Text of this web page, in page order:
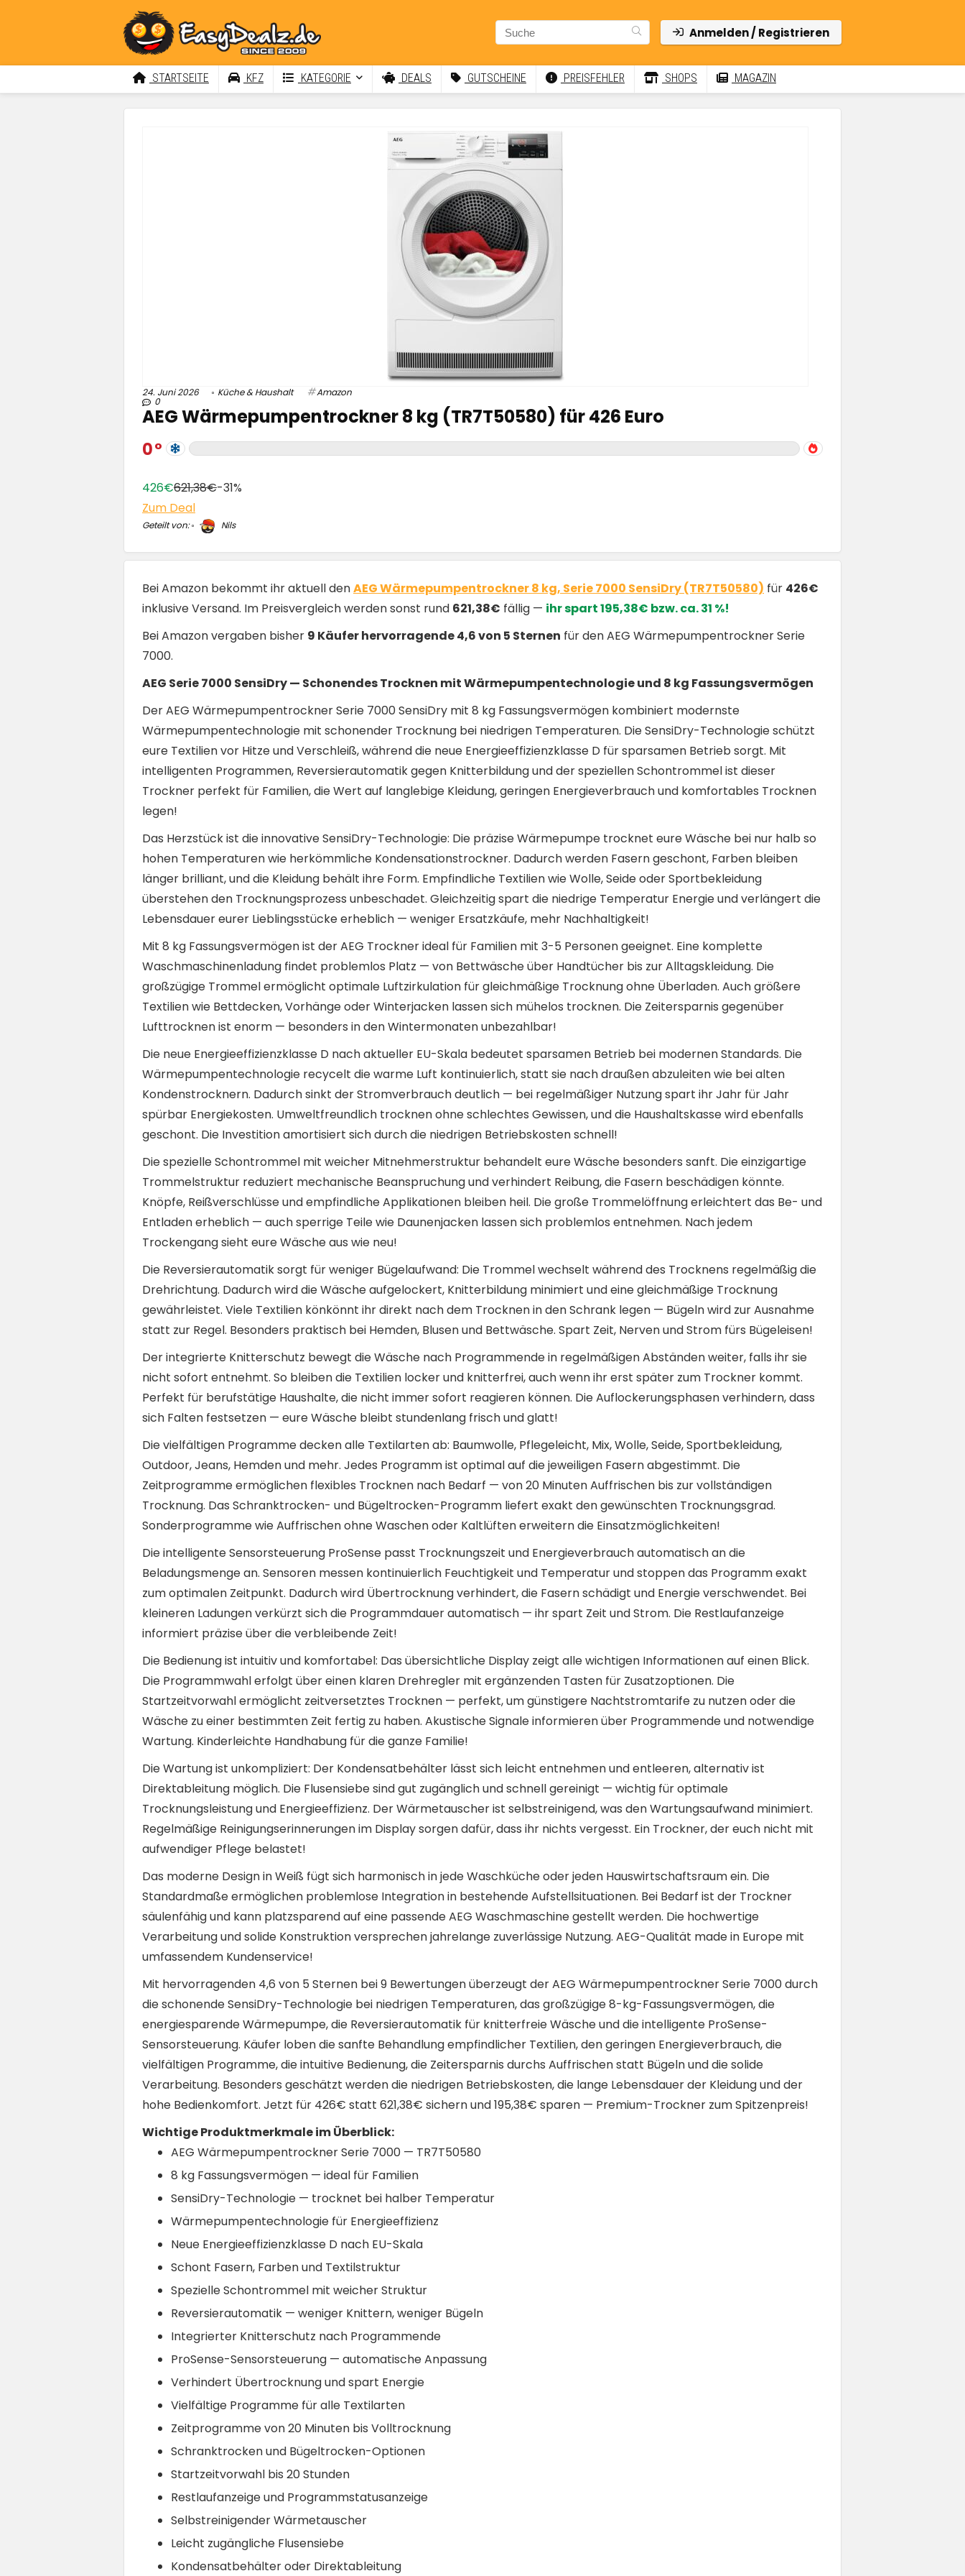
Anmelden / Registrieren
STARTSEITE KFZ KATEGORIE DEALS GUTSCHEINE PREISFEHLER SHOPS MAGAZIN
24. Juni 2026 Küche & Haushalt Amazon
0
AEG Wärmepumpentrockner 8 kg (TR7T50580) für 426 Euro
0
426€621,38€-31%
Zum Deal
Geteilt von: Nils
Bei Amazon bekommt ihr aktuell denAEG Wärmepumpentrockner 8 kg, Serie 7000 SensiDry (TR7T50580) für 426€
inklusive Versand. Im Preisvergleich werden sonst rund 621,38€ fällig — ihr spart 195,38€ bzw. ca. 31 %!
Bei Amazon vergaben bisher 9 Käufer hervorragende 4,6 von 5 Sternen für den AEG Wärmepumpentrockner Serie
7000.
AEG Serie 7000 SensiDry — Schonendes Trocknen mit Wärmepumpentechnologie und 8 kg Fassungsvermögen
Der AEG Wärmepumpentrockner Serie 7000 SensiDry mit 8 kg Fassungsvermögen kombiniert modernste
Wärmepumpentechnologie mit schonender Trocknung bei niedrigen Temperaturen. Die SensiDry-Technologie schützt
eure Textilien vor Hitze und Verschleiß, während die neue Energieeffizienzklasse D für sparsamen Betrieb sorgt. Mit
intelligenten Programmen, Reversierautomatik gegen Knitterbildung und der speziellen Schontrommel ist dieser
Trockner perfekt für Familien, die Wert auf langlebige Kleidung, geringen Energieverbrauch und komfortables Trocknen
legen!
Das Herzstück ist die innovative SensiDry-Technologie: Die präzise Wärmepumpe trocknet eure Wäsche bei nur halb so
hohen Temperaturen wie herkömmliche Kondensationstrockner. Dadurch werden Fasern geschont, Farben bleiben
länger brilliant, und die Kleidung behält ihre Form. Empfindliche Textilien wie Wolle, Seide oder Sportbekleidung
überstehen den Trocknungsprozess unbeschadet. Gleichzeitig spart die niedrige Temperatur Energie und verlängert die
Lebensdauer eurer Lieblingsstücke erheblich — weniger Ersatzkäufe, mehr Nachhaltigkeit!
Mit 8 kg Fassungsvermögen ist der AEG Trockner ideal für Familien mit 3-5 Personen geeignet. Eine komplette
Waschmaschinenladung findet problemlos Platz — von Bettwäsche über Handtücher bis zur Alltagskleidung. Die
großzügige Trommel ermöglicht optimale Luftzirkulation für gleichmäßige Trocknung ohne Überladen. Auch größere
Textilien wie Bettdecken, Vorhänge oder Winterjacken lassen sich mühelos trocknen. Die Zeitersparnis gegenüber
Lufttrocknen ist enorm — besonders in den Wintermonaten unbezahlbar!
Die neue Energieeffizienzklasse D nach aktueller EU-Skala bedeutet sparsamen Betrieb bei modernen Standards. Die
Wärmepumpentechnologie recycelt die warme Luft kontinuierlich, statt sie nach draußen abzuleiten wie bei alten
Kondenstrocknern. Dadurch sinkt der Stromverbrauch deutlich — bei regelmäßiger Nutzung spart ihr Jahr für Jahr
spürbar Energiekosten. Umweltfreundlich trocknen ohne schlechtes Gewissen, und die Haushaltskasse wird ebenfalls
geschont. Die Investition amortisiert sich durch die niedrigen Betriebskosten schnell!
Die spezielle Schontrommel mit weicher Mitnehmerstruktur behandelt eure Wäsche besonders sanft. Die einzigartige
Trommelstruktur reduziert mechanische Beanspruchung und verhindert Reibung, die Fasern beschädigen könnte.
Knöpfe, Reißverschlüsse und empfindliche Applikationen bleiben heil. Die große Trommelöffnung erleichtert das Be- und
Entladen erheblich — auch sperrige Teile wie Daunenjacken lassen sich problemlos entnehmen. Nach jedem
Trockengang sieht eure Wäsche aus wie neu!
Die Reversierautomatik sorgt für weniger Bügelaufwand: Die Trommel wechselt während des Trocknens regelmäßig die
Drehrichtung. Dadurch wird die Wäsche aufgelockert, Knitterbildung minimiert und eine gleichmäßige Trocknung
gewährleistet. Viele Textilien könkönnt ihr direkt nach dem Trocknen in den Schrank legen — Bügeln wird zur Ausnahme
statt zur Regel. Besonders praktisch bei Hemden, Blusen und Bettwäsche. Spart Zeit, Nerven und Strom fürs Bügeleisen!
Der integrierte Knitterschutz bewegt die Wäsche nach Programmende in regelmäßigen Abständen weiter, falls ihr sie
nicht sofort entnehmt. So bleiben die Textilien locker und knitterfrei, auch wenn ihr erst später zum Trockner kommt.
Perfekt für berufstätige Haushalte, die nicht immer sofort reagieren können. Die Auflockerungsphasen verhindern, dass
sich Falten festsetzen — eure Wäsche bleibt stundenlang frisch und glatt!
Die vielfältigen Programme decken alle Textilarten ab: Baumwolle, Pflegeleicht, Mix, Wolle, Seide, Sportbekleidung,
Outdoor, Jeans, Hemden und mehr. Jedes Programm ist optimal auf die jeweiligen Fasern abgestimmt. Die
Zeitprogramme ermöglichen flexibles Trocknen nach Bedarf — von 20 Minuten Auffrischen bis zur vollständigen
Trocknung. Das Schranktrocken- und Bügeltrocken-Programm liefert exakt den gewünschten Trocknungsgrad.
Sonderprogramme wie Auffrischen ohne Waschen oder Kaltlüften erweitern die Einsatzmöglichkeiten!
Die intelligente Sensorsteuerung ProSense passt Trocknungszeit und Energieverbrauch automatisch an die
Beladungsmenge an. Sensoren messen kontinuierlich Feuchtigkeit und Temperatur und stoppen das Programm exakt
zum optimalen Zeitpunkt. Dadurch wird Übertrocknung verhindert, die Fasern schädigt und Energie verschwendet. Bei
kleineren Ladungen verkürzt sich die Programmdauer automatisch — ihr spart Zeit und Strom. Die Restlaufanzeige
informiert präzise über die verbleibende Zeit!
Die Bedienung ist intuitiv und komfortabel: Das übersichtliche Display zeigt alle wichtigen Informationen auf einen Blick.
Die Programmwahl erfolgt über einen klaren Drehregler mit ergänzenden Tasten für Zusatzoptionen. Die
Startzeitvorwahl ermöglicht zeitversetztes Trocknen — perfekt, um günstigere Nachtstromtarife zu nutzen oder die
Wäsche zu einer bestimmten Zeit fertig zu haben. Akustische Signale informieren über Programmende und notwendige
Wartung. Kinderleichte Handhabung für die ganze Familie!
Die Wartung ist unkompliziert: Der Kondensatbehälter lässt sich leicht entnehmen und entleeren, alternativ ist
Direktableitung möglich. Die Flusensiebe sind gut zugänglich und schnell gereinigt — wichtig für optimale
Trocknungsleistung und Energieeffizienz. Der Wärmetauscher ist selbstreinigend, was den Wartungsaufwand minimiert.
Regelmäßige Reinigungserinnerungen im Display sorgen dafür, dass ihr nichts vergesst. Ein Trockner, der euch nicht mit
aufwendiger Pflege belastet!
Das moderne Design in Weiß fügt sich harmonisch in jede Waschküche oder jeden Hauswirtschaftsraum ein. Die
Standardmaße ermöglichen problemlose Integration in bestehende Aufstellsituationen. Bei Bedarf ist der Trockner
säulenfähig und kann platzsparend auf eine passende AEG Waschmaschine gestellt werden. Die hochwertige
Verarbeitung und solide Konstruktion versprechen jahrelange zuverlässige Nutzung. AEG-Qualität made in Europe mit
umfassendem Kundenservice!
Mit hervorragenden 4,6 von 5 Sternen bei 9 Bewertungen überzeugt der AEG Wärmepumpentrockner Serie 7000 durch
die schonende SensiDry-Technologie bei niedrigen Temperaturen, das großzügige 8-kg-Fassungsvermögen, die
energiesparende Wärmepumpe, die Reversierautomatik für knitterfreie Wäsche und die intelligente ProSense-
Sensorsteuerung. Käufer loben die sanfte Behandlung empfindlicher Textilien, den geringen Energieverbrauch, die
vielfältigen Programme, die intuitive Bedienung, die Zeitersparnis durchs Auffrischen statt Bügeln und die solide
Verarbeitung. Besonders geschätzt werden die niedrigen Betriebskosten, die lange Lebensdauer der Kleidung und der
hohe Bedienkomfort. Jetzt für 426€ statt 621,38€ sichern und 195,38€ sparen — Premium-Trockner zum Spitzenpreis!
Wichtige Produktmerkmale im Überblick:
AEG Wärmepumpentrockner Serie 7000 — TR7T50580
8 kg Fassungsvermögen — ideal für Familien
SensiDry-Technologie — trocknet bei halber Temperatur
Wärmepumpentechnologie für Energieeffizienz
Neue Energieeffizienzklasse D nach EU-Skala
Schont Fasern, Farben und Textilstruktur
Spezielle Schontrommel mit weicher Struktur
Reversierautomatik — weniger Knittern, weniger Bügeln
Integrierter Knitterschutz nach Programmende
ProSense-Sensorsteuerung — automatische Anpassung
Verhindert Übertrocknung und spart Energie
Vielfältige Programme für alle Textilarten
Zeitprogramme von 20 Minuten bis Volltrocknung
Schranktrocken und Bügeltrocken-Optionen
Startzeitvorwahl bis 20 Stunden
Restlaufanzeige und Programmstatusanzeige
Selbstreinigender Wärmetauscher
Leicht zugängliche Flusensiebe
Kondensatbehälter oder Direktableitung